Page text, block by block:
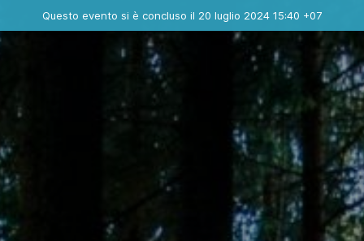
Questo evento si è concluso il 20 luglio 2024 15:40 +07